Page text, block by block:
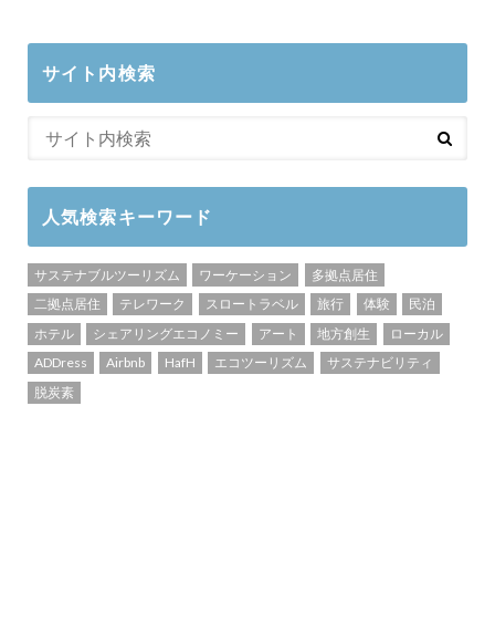
サイト内検索
人気検索キーワード
サステナブルツーリズム ワーケーション
多拠点居住
二拠点居住
テレワーク スロートラベル 旅行 体験
民泊
ホテル
シェアリングエコノミー アート 地方創生
ローカル
ADDress
Airbnb HafH エコツーリズム
サステナビリティ
脱炭素